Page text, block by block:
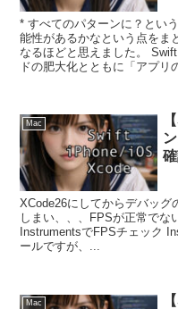
* すべてのパターンに？とい
能性があるかなという点をま
なるほどと思えました。
ドの肥大化とともに「アプリ
Mac
XCode26にしてからデバッグ
しまい、、、FPSが正常でな
InstrumentsでFPSチェック
ールですが、...
Mac